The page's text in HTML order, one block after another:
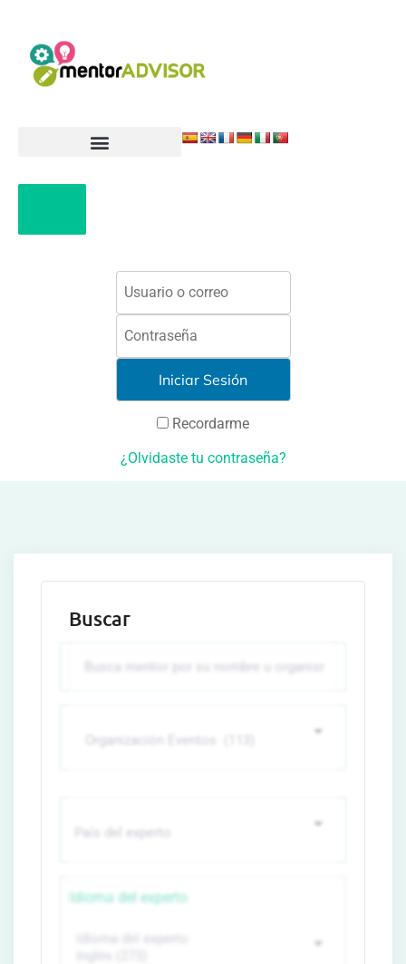
Recordarme
¿Olvidaste tu contraseña?
Buscar
Idioma del experto